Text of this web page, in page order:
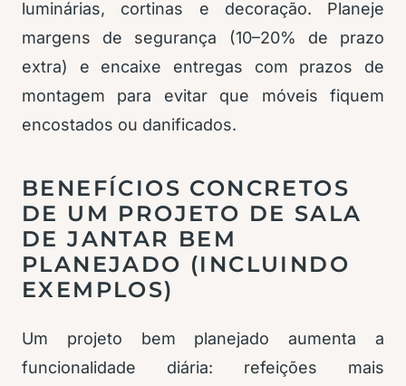
luminárias, cortinas e decoração. Planeje
margens de segurança (10–20% de prazo
extra) e encaixe entregas com prazos de
montagem para evitar que móveis fiquem
encostados ou danificados.
BENEFÍCIOS CONCRETOS
DE UM PROJETO DE SALA
DE JANTAR BEM
PLANEJADO (INCLUINDO
EXEMPLOS)
Um projeto bem planejado aumenta a
funcionalidade diária: refeições mais